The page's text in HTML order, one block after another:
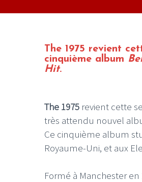
The 1975 revient
cinquième album
Hit.
The 1975 revient cette
très attendu nouvel
Ce cinquième album
Royaume-Uni, et aux
Formé à Manchester en